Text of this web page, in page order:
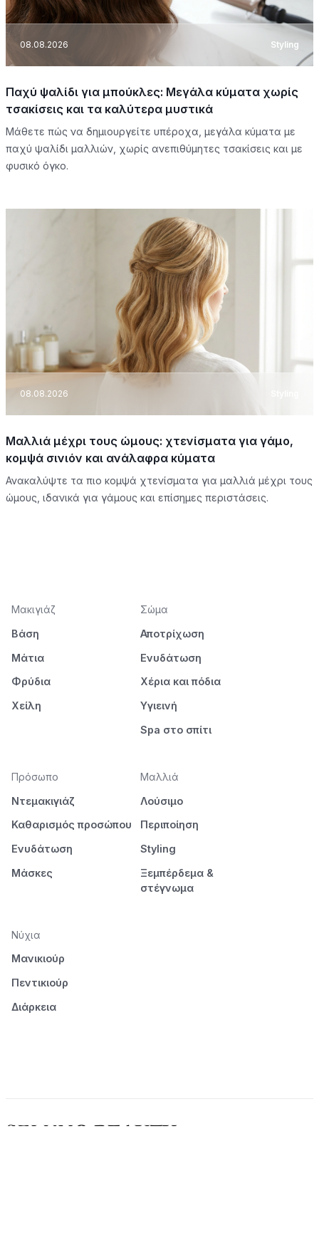
08.08.2026 Styling
Παχύ ψαλίδι για μπούκλες: Μεγάλα κύματα χωρίς
τσακίσεις και τα καλύτερα μυστικά
Μάθετε πώς να δημιουργείτε υπέροχα, μεγάλα κύματα με
παχύ ψαλίδι μαλλιών, χωρίς ανεπιθύμητες τσακίσεις και με
φυσικό όγκο.
08.08.2026
Μαλλιά μέχρι τους ώμους: χτενίσματα για γάμο,
κομψά σινιόν και ανάλαφρα κύματα
Ανακαλύψτε τα πιο κομψά χτενίσματα για μαλλιά μέχρι τους
ώμους, ιδανικά για γάμους και επίσημες περιστάσεις.
Μακιγιάζ
Βάση
Μάτια
Φρύδια
Χείλη
Σώμα
Αποτρίχωση
Ενυδάτωση
Χέρια και πόδια
Υγιεινή
Spa στο σπίτι
Πρόσωπο
Ντεμακιγιάζ
Καθαρισμός προσώπου
Ενυδάτωση
Μάσκες
Μαλλιά
Λούσιμο
Περιποίηση
Styling
Ξεμπέρδεμα &
στέγνωμα
Νύχια
Μανικιούρ
Πεντικιούρ
Διάρκεια